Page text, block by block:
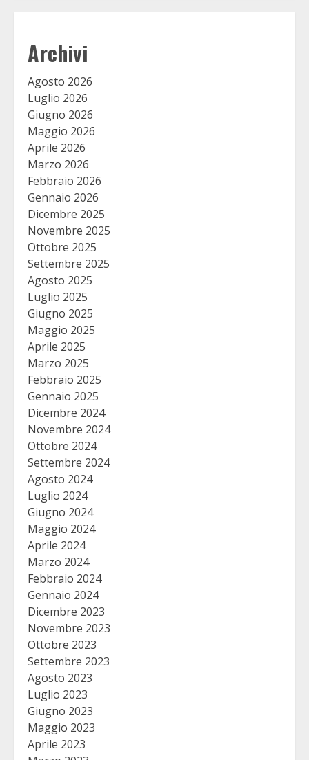
Archivi
Agosto 2026
Luglio 2026
Giugno 2026
Maggio 2026
Aprile 2026
Marzo 2026
Febbraio 2026
Gennaio 2026
Dicembre 2025
Novembre 2025
Ottobre 2025
Settembre 2025
Agosto 2025
Luglio 2025
Giugno 2025
Maggio 2025
Aprile 2025
Marzo 2025
Febbraio 2025
Gennaio 2025
Dicembre 2024
Novembre 2024
Ottobre 2024
Settembre 2024
Agosto 2024
Luglio 2024
Giugno 2024
Maggio 2024
Aprile 2024
Marzo 2024
Febbraio 2024
Gennaio 2024
Dicembre 2023
Novembre 2023
Ottobre 2023
Settembre 2023
Agosto 2023
Luglio 2023
Giugno 2023
Maggio 2023
Aprile 2023